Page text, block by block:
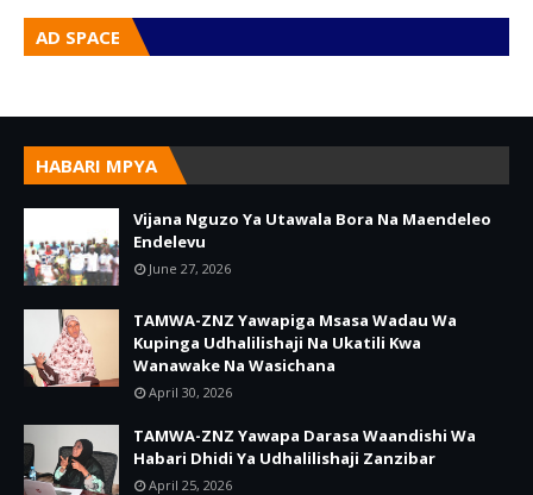
AD SPACE
HABARI MPYA
Vijana Nguzo Ya Utawala Bora Na Maendeleo
Endelevu
June 27, 2026
TAMWA-ZNZ Yawapiga Msasa Wadau Wa
Kupinga Udhalilishaji Na Ukatili Kwa
Wanawake Na Wasichana
April 30, 2026
TAMWA-ZNZ Yawapa Darasa Waandishi Wa
Habari Dhidi Ya Udhalilishaji Zanzibar
April 25, 2026